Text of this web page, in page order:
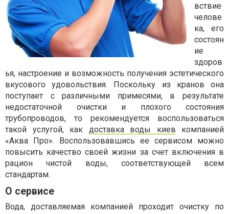
вствие
челове
ка, его
состоян
ие
здоров
ья, настроение и возможность получения эстетического
вкусового удовольствия. Поскольку из кранов она
поступает с различными примесями, в результате
недостаточной очистки и плохого состояния
трубопроводов, то рекомендуется воспользоваться
такой услугой, как доставка воды киев компанией
«Аква Про». Воспользовавшись ее сервисом можно
повысить качество своей жизни за счет включения в
рацион чистой воды, соответствующей всем
стандартам.
О сервисе
Вода, доставляемая компанией проходит очистку по